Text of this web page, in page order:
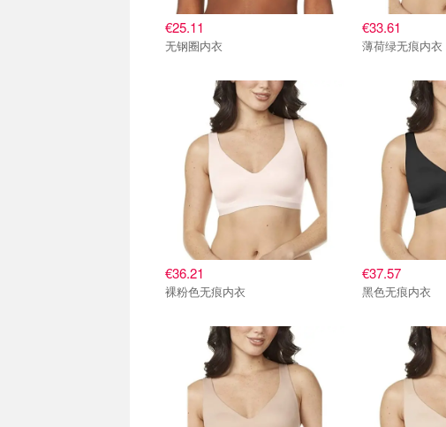
€25.11
无钢圈内衣
€33.61
薄荷绿无痕内衣
€36.21
裸粉色无痕内衣
€37.57
黑色无痕内衣